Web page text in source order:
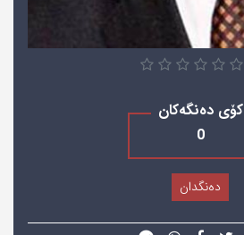
کۆی دەنگەکان
0
دەنگدان